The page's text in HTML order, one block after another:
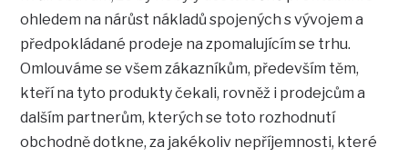
ohledem na nárůst nákladů spojených s vývojem a
předpokládané prodeje na zpomalujícím se trhu.
Omlouváme se všem zákazníkům, především těm,
kteří na tyto produkty čekali, rovněž i prodejcům a
dalším partnerům, kterých se toto rozhodnutí
obchodně dotkne, za jakékoliv nepříjemnosti, které